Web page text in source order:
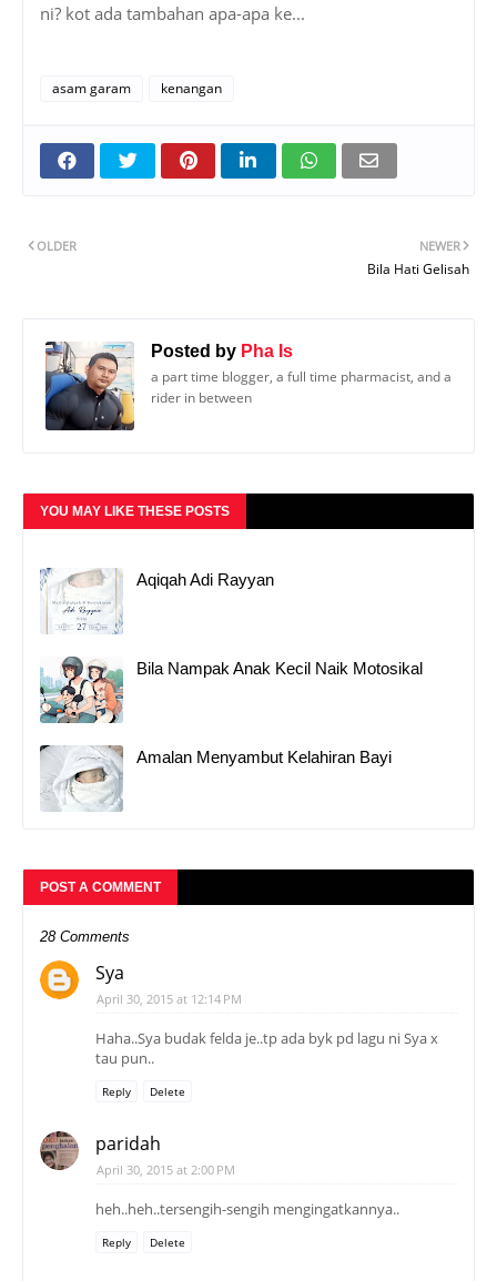
ni? kot ada tambahan apa-apa ke...
asam garam kenangan
NEWER
Bila Hati Gelisah
OLDER
Posted by Pha Is
a part time blogger, a full time pharmacist, and a
rider in between
YOU MAY LIKE THESE POSTS
Aqiqah Adi Rayyan
Bila Nampak Anak Kecil Naik Motosikal
Amalan Menyambut Kelahiran Bayi
POST A COMMENT
28 Comments
Sya
April 30, 2015 at 12:14 PM
Haha..Sya budak felda je..tp ada byk pd lagu ni Sya x
tau pun..
Reply Delete
paridah
April 30, 2015 at 2:00 PM
heh..heh..tersengih-sengih mengingatkannya..
Reply Delete